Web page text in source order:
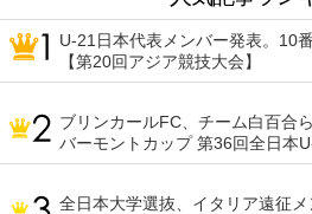
U-21日本代表メンバー発表。10
【第20回アジア競技大会】
ブリンカールFC、チーム白百合
バーモントカップ 第36回全日本
全日本大学選抜、イタリア遠征メ